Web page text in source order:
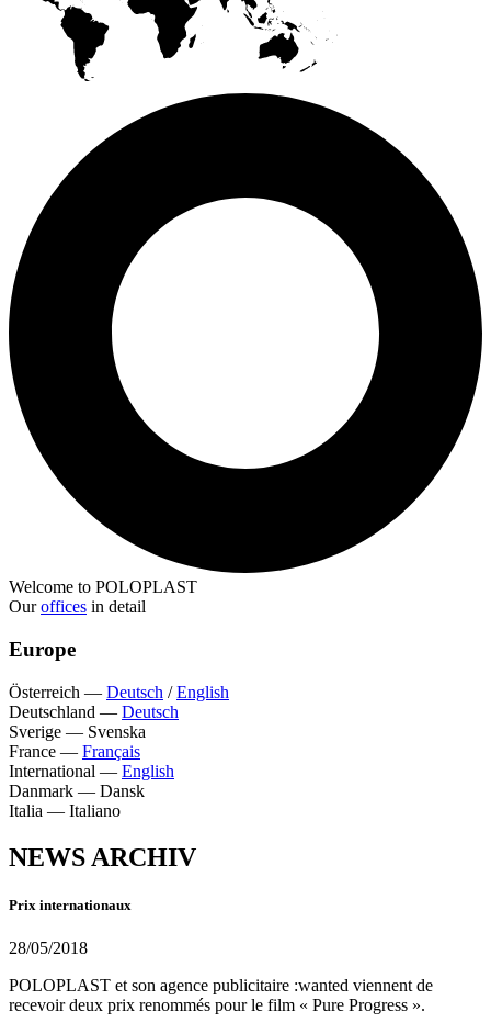
Welcome to POLOPLAST
Ouroffices in detail
Europe
Österreich — Deutsch /English
Deutschland — Deutsch
Sverige — Svenska
France — Français
International — English
Danmark — Dansk
Italia — Italiano
NEWS ARCHIV
Prix internationaux
28/05/2018
POLOPLAST et son agence publicitaire :wanted viennent de
recevoir deux prix renommés pour le film « Pure Progress ».